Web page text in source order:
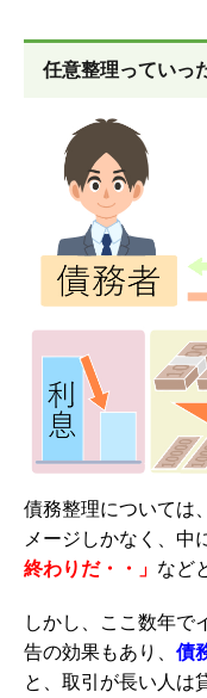
任意整理っていっ
債務整理については
メージしかなく、中
終わりだ・・」 など
しかし、ここ数年で
告の効果もあり、 債
と、取引が長い人は